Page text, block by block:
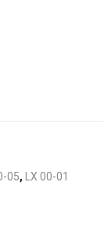
05, LX 00-01